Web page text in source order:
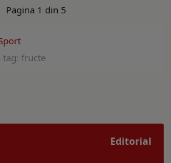
Pagina 1 din 5
tag: fructe
Editorial